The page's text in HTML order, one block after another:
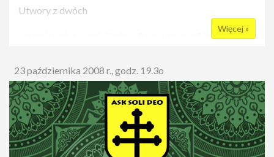
Utwory z dwóch
ostatnich płyt, czyli „Pieśń o Bogu ukrytym" (do wierszy
Wojtyły) oraz z najnowszej autorskiej „21 gramów".
Pojawią się także
najnowsze utwory, czyli piosenki do wierszy Ernesta
Brylla oraz mistyka
Więcej »
23 października 2008 r., godz. 19.3o